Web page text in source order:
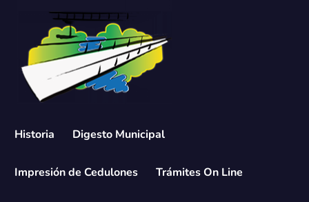
contenido
Historia Digesto Municipal
Impresión de Cedulones Trámites On Line